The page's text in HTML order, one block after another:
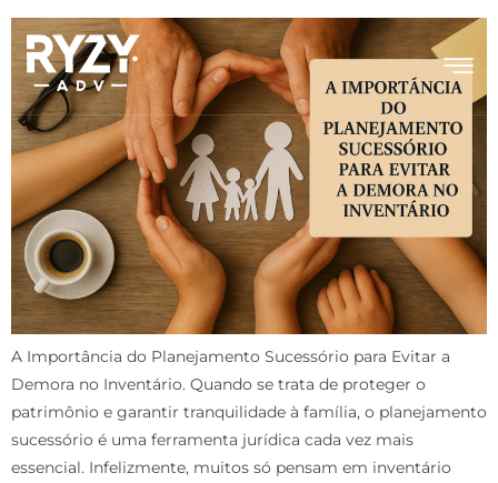
A Importância do Planejamento Sucessório para Evitar a
Demora no Inventário. Quando se trata de proteger o
patrimônio e garantir tranquilidade à família, o planejamento
sucessório é uma ferramenta jurídica cada vez mais
essencial. Infelizmente, muitos só pensam em inventário